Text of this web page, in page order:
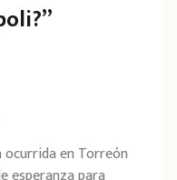
ocurrida en Torreón